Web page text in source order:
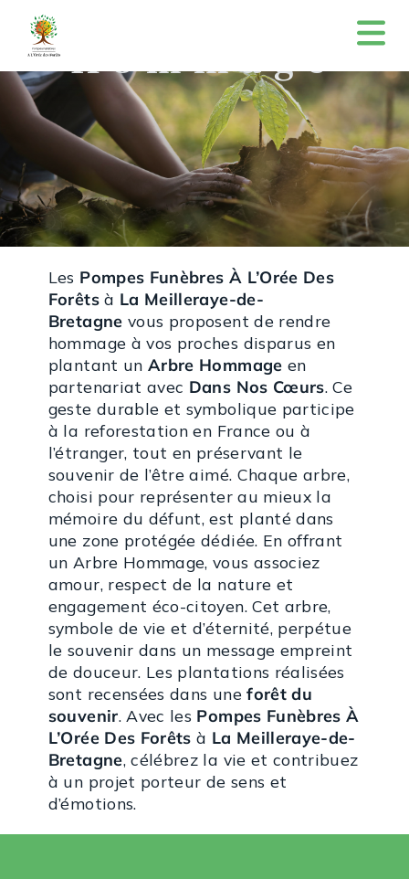
Hommage
Les Pompes Funèbres À L’Orée Des
Forêtsà La Meilleraye-de-
Bretagne vous proposent de rendre
hommage à vos proches disparus en
plantant unArbre Hommage en
partenariat avec Dans Nos Cœurs. Ce
geste durable et symbolique participe
à la reforestation en France ou à
l’étranger, tout en préservant le
souvenir de l’être aimé. Chaque arbre,
choisi pour représenter au mieux la
mémoire du défunt, est planté dans
une zone protégée dédiée. En offrant
un Arbre Hommage, vous associez
amour, respect de la nature et
engagement éco-citoyen. Cet arbre,
symbole de vie et d’éternité, perpétue
le souvenir dans un message empreint
de douceur. Les plantations réalisées
sont recensées dans uneforêt du
souvenir. Avec les Pompes Funèbres À
L’Orée Des Forêts à La Meilleraye-de-
Bretagne, célébrez la vie et contribuez
à un projet porteur de sens et
d’émotions.